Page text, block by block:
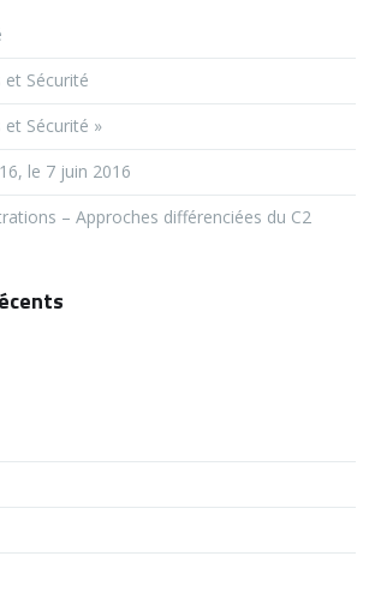
et Sécurité
Sécurité »
le 7 juin 2016
– Approches différenciées du C2